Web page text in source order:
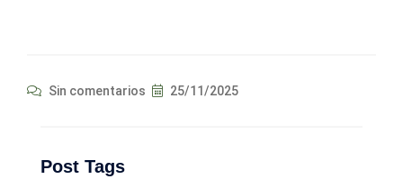
Sin comentarios 25/11/2025
Post Tags